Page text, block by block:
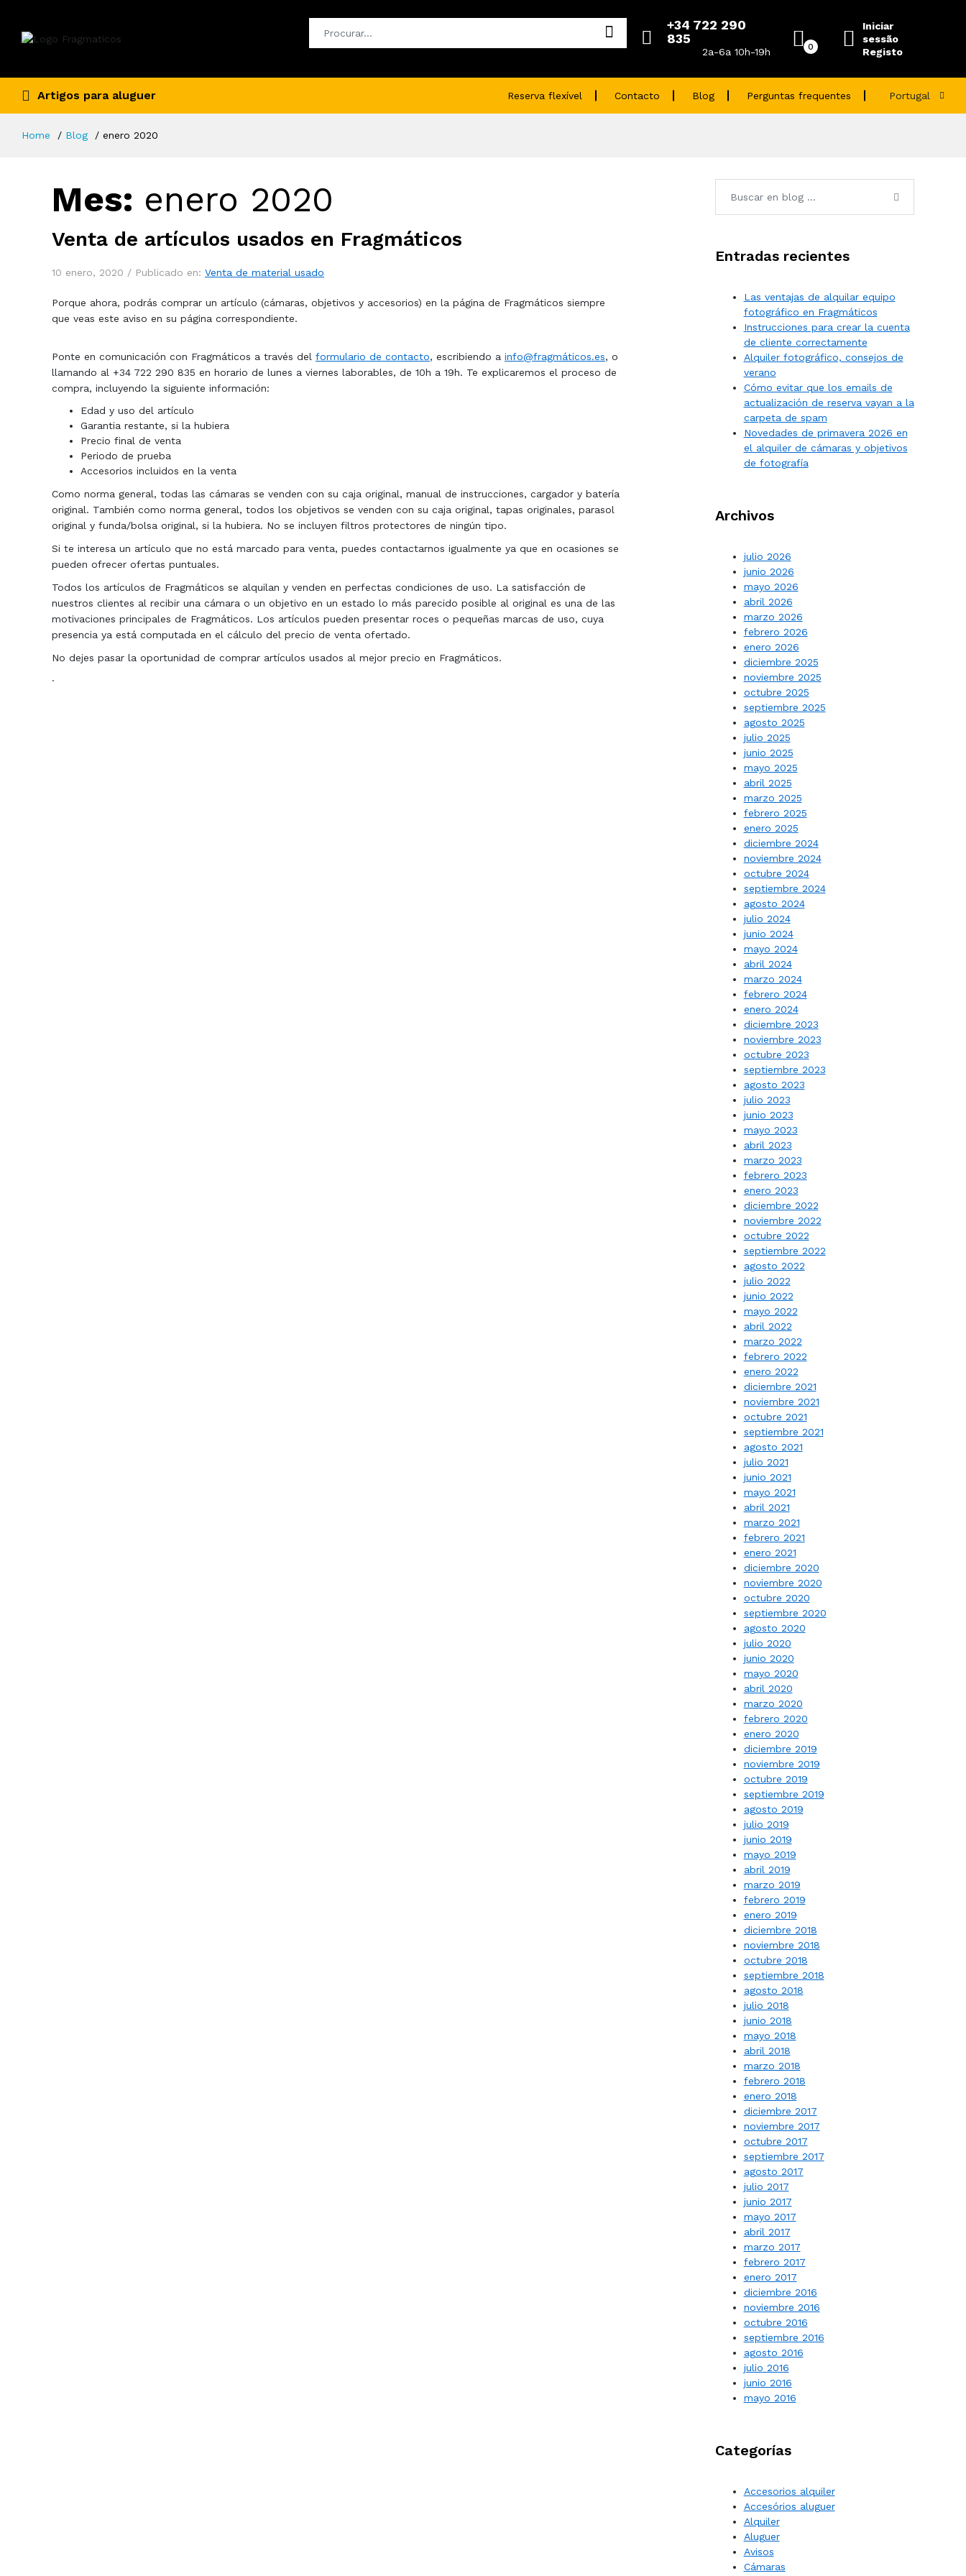
+34 722 290
835
2a-6a 10h-19h 0
Iniciar
sessão
Registo
Artigos para aluguer Reserva flexível Contacto Blog Perguntas frequentes Portugal
Home Blog enero 2020
Mes: enero 2020
Venta de artículos usados en Fragmáticos
10 enero, 2020 / Publicado en: Venta de material usado
Porque ahora, podrás comprar un artículo (cámaras, objetivos y accesorios) en la página de Fragmáticos siempre
que veas este aviso en su página correspondiente.
Ponte en comunicación con Fragmáticos a través del formulario de contacto, escribiendo a info@fragmáticos.es, o
llamando al +34 722 290 835 en horario de lunes a viernes laborables, de 10h a 19h. Te explicaremos el proceso de
compra, incluyendo la siguiente información:
Edad y uso del artículo
Garantia restante, si la hubiera
Precio final de venta
Periodo de prueba
Accesorios incluidos en la venta
Como norma general, todas las cámaras se venden con su caja original, manual de instrucciones, cargador y batería
original. También como norma general, todos los objetivos se venden con su caja original, tapas originales, parasol
original y funda/bolsa original, si la hubiera. No se incluyen filtros protectores de ningún tipo.
Si te interesa un artículo que no está marcado para venta, puedes contactarnos igualmente ya que en ocasiones se
pueden ofrecer ofertas puntuales.
Todos los artículos de Fragmáticos se alquilan y venden en perfectas condiciones de uso. La satisfacción de
nuestros clientes al recibir una cámara o un objetivo en un estado lo más parecido posible al original es una de las
motivaciones principales de Fragmáticos. Los artículos pueden presentar roces o pequeñas marcas de uso, cuya
presencia ya está computada en el cálculo del precio de venta ofertado.
No dejes pasar la oportunidad de comprar artículos usados al mejor precio en Fragmáticos.
·
Entradas recientes
Las ventajas de alquilar equipo
fotográfico en Fragmáticos
Instrucciones para crear la cuenta
de cliente correctamente
Alquiler fotográfico, consejos de
verano
Cómo evitar que los emails de
actualización de reserva vayan a la
carpeta de spam
Novedades de primavera 2026 en
el alquiler de cámaras y objetivos
de fotografía
Archivos
julio 2026
junio 2026
mayo 2026
abril 2026
marzo 2026
febrero 2026
enero 2026
diciembre 2025
noviembre 2025
octubre 2025
septiembre 2025
agosto 2025
julio 2025
junio 2025
mayo 2025
abril 2025
marzo 2025
febrero 2025
enero 2025
diciembre 2024
noviembre 2024
octubre 2024
septiembre 2024
agosto 2024
julio 2024
junio 2024
mayo 2024
abril 2024
marzo 2024
febrero 2024
enero 2024
diciembre 2023
noviembre 2023
octubre 2023
septiembre 2023
agosto 2023
julio 2023
junio 2023
mayo 2023
abril 2023
marzo 2023
febrero 2023
enero 2023
diciembre 2022
noviembre 2022
octubre 2022
septiembre 2022
agosto 2022
julio 2022
junio 2022
mayo 2022
abril 2022
marzo 2022
febrero 2022
enero 2022
diciembre 2021
noviembre 2021
octubre 2021
septiembre 2021
agosto 2021
julio 2021
junio 2021
mayo 2021
abril 2021
marzo 2021
febrero 2021
enero 2021
diciembre 2020
noviembre 2020
octubre 2020
septiembre 2020
agosto 2020
julio 2020
junio 2020
mayo 2020
abril 2020
marzo 2020
febrero 2020
enero 2020
diciembre 2019
noviembre 2019
octubre 2019
septiembre 2019
agosto 2019
julio 2019
junio 2019
mayo 2019
abril 2019
marzo 2019
febrero 2019
enero 2019
diciembre 2018
noviembre 2018
octubre 2018
septiembre 2018
agosto 2018
julio 2018
junio 2018
mayo 2018
abril 2018
marzo 2018
febrero 2018
enero 2018
diciembre 2017
noviembre 2017
octubre 2017
septiembre 2017
agosto 2017
julio 2017
junio 2017
mayo 2017
abril 2017
marzo 2017
febrero 2017
enero 2017
diciembre 2016
noviembre 2016
octubre 2016
septiembre 2016
agosto 2016
julio 2016
junio 2016
mayo 2016
Categorías
Accesorios alquiler
Accesórios aluguer
Alquiler
Aluguer
Avisos
Cámaras